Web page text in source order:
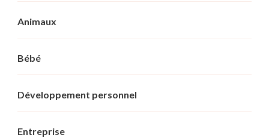
Animaux
Bébé
Développement personnel
Entreprise